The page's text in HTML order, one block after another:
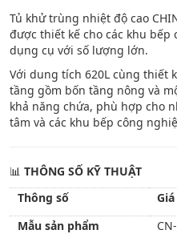
Tủ khử trùng nhiệt độ cao
được thiết kế cho các khu
dụng cụ với số lượng lớn.
Với dung tích 620L cùng thiết
tầng gồm bốn tầng nông và
khả năng chứa, phù hợp cho
tâm và các khu bếp công
📊 THÔNG SỐ KỸ THUẬT
Thông số
Mẫu sản phẩm